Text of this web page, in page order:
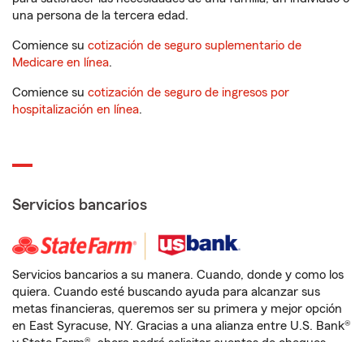
una persona de la tercera edad.
Comience su cotización de seguro suplementario de
Medicare en línea.
Comience su cotización de seguro de ingresos por
hospitalización en línea.
Servicios bancarios
Servicios bancarios a su manera. Cuando, donde y como los
quiera. Cuando esté buscando ayuda para alcanzar sus
metas financieras, queremos ser su primera y mejor opción
en East Syracuse, NY. Gracias a una alianza entre U.S. Bank®